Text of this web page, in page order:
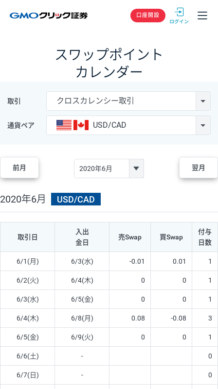
GMOクリック
口座開設
スワップポイント
カレンダー
取引 クロスカレンシー取引
通貨ペア USD/CAD
前月 翌月
2020年6月 USD/CAD
取引日
入出
金日
売Swap 買Swap
付与
日数
6/1(月) 6/3(水) -0.01 0.01 1
6/2(火) 6/4(木) 0 0 1
6/3(水) 6/5(金) 0 0 1
6/4(木) 6/8(月) 0.08 -0.08 3
6/5(金) 6/9(火) 0 0 1
6/6(土) - 0
6/7(日) - 0